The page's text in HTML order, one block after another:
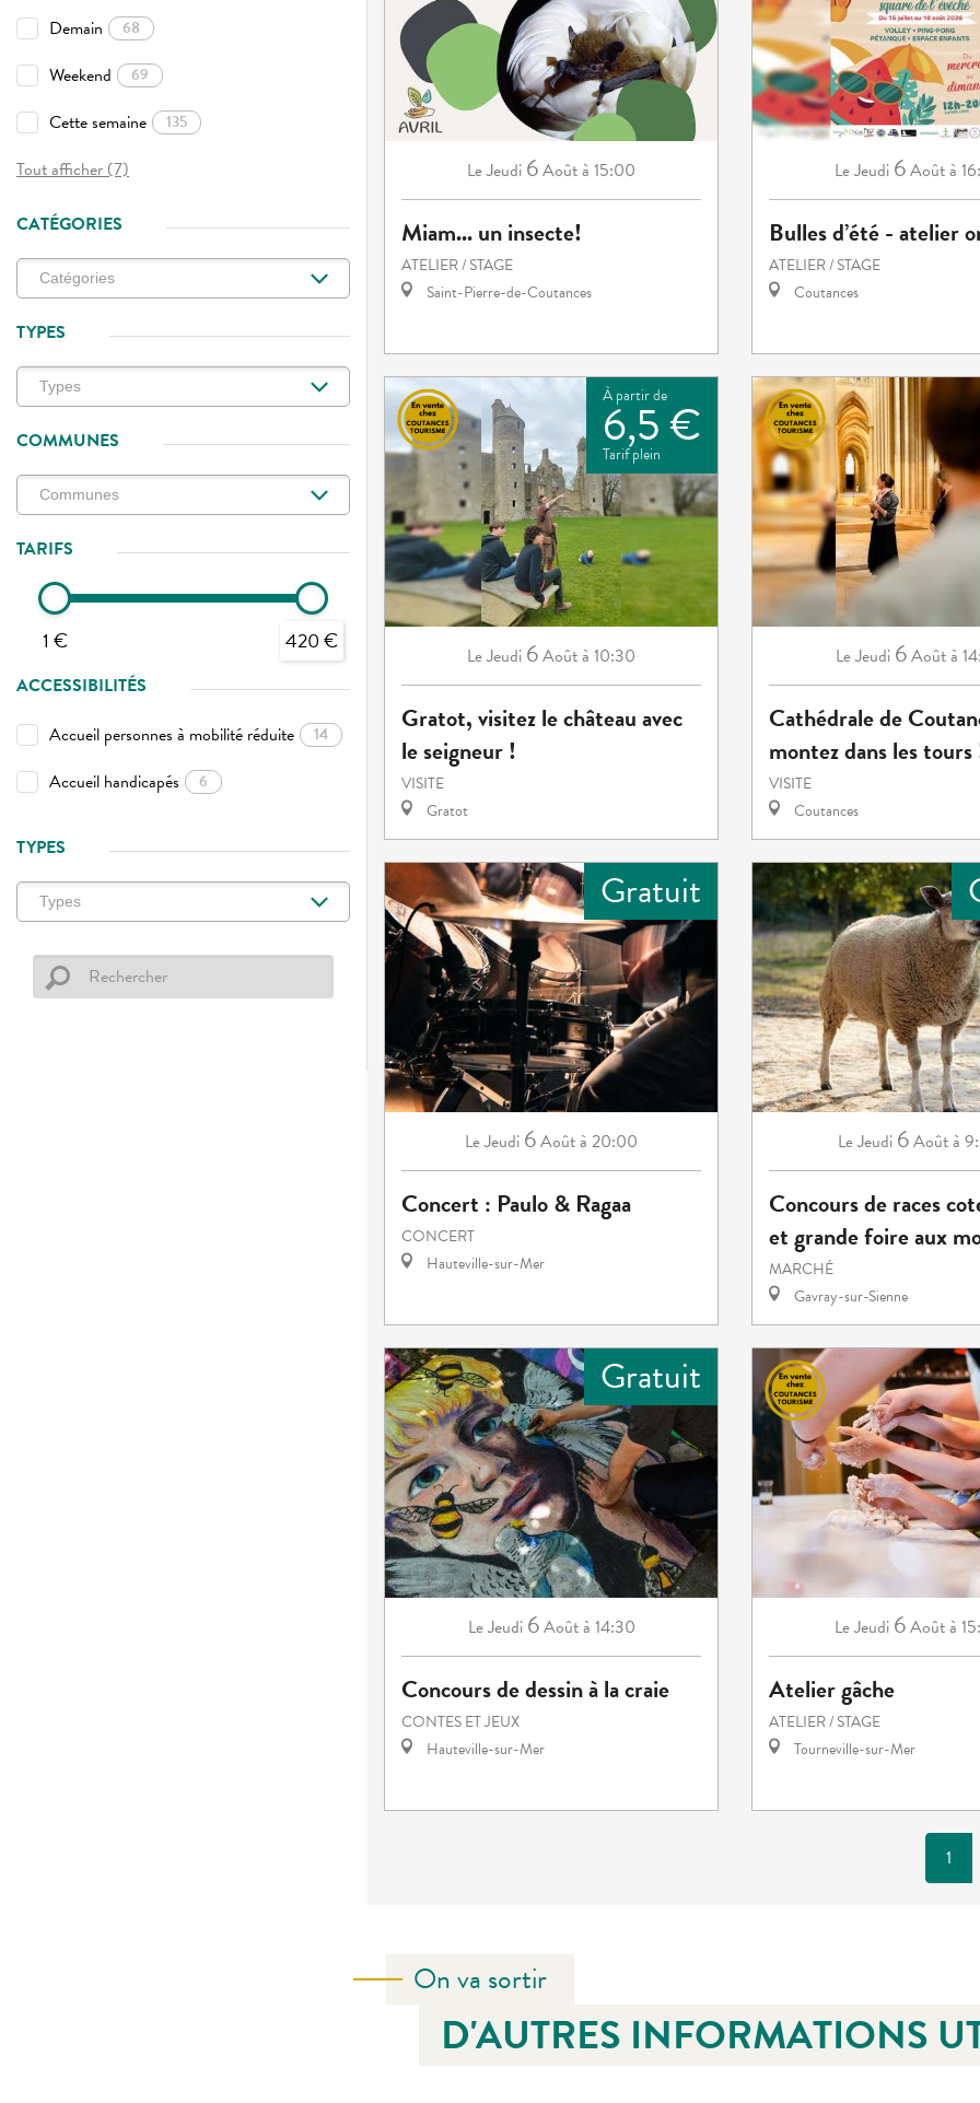
Demain 68
Weekend 69
Cette semaine 135
Tout afficher (7)
CATÉGORIES
TYPES
COMMUNES
TARIFS
1 € 420 €
ACCESSIBILITÉS
Accueil personnes à mobilité réduite
14
Accueil handicapés 6
TYPES
LeJeudi 6Aoûtà 15:00
Miam... un insecte!
ATELIER / STAGE
Saint-Pierre-de-Coutances
LeJeudi 6Aoûtà
Bulles d’été - atelier
ATELIER / STAGE
Coutances
À partir de
6,5 €
Tarif plein
LeJeudi 6Aoûtà 10:30
Gratot, visitez le château avec
le seigneur !
VISITE
Gratot
LeJeudi 6Aoûtà
Cathédrale de
montez dans les tours
VISITE
Coutances
Gratuit
LeJeudi 6Aoûtà 20:00
Concert : Paulo & Ragaa
CONCERT
Hauteville-sur-Mer
LeJeudi 6Aoûtà
Concours de races
et grande foire aux
MARCHÉ
Gavray-sur-Sienne
Gratuit
LeJeudi 6Aoûtà 14:30
Concours de dessin à la craie
CONTES ET JEUX
Hauteville-sur-Mer
LeJeudi 6Aoûtà
Atelier gâche
ATELIER / STAGE
Tourneville-sur-Mer
1
On va sortir
D'AUTRES INFORMATIONS